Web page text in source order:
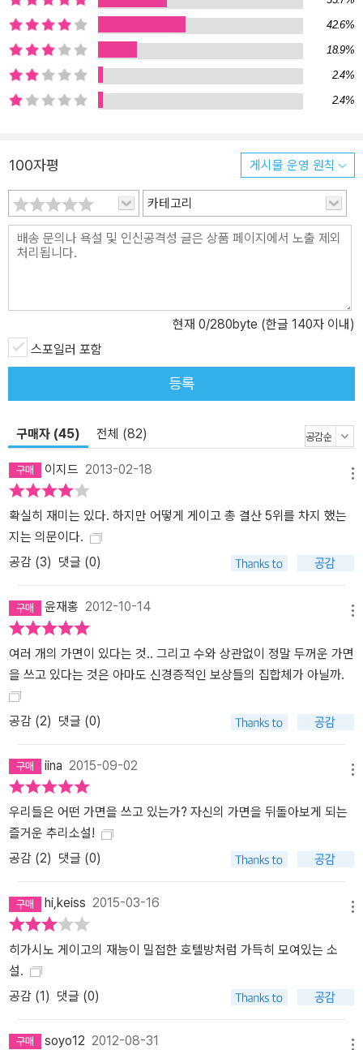
구나 가면을 쓰고 살아간다. 최고급 호텔에서 마주치는 우리의 맨얼
굴! 연쇄살인의 다음 장소로 예고된 매스커레이드 호텔은 최상의 서
비스를 상징하는 공간이다. 그런데 이곳에서 벌어지는 의외의 소동이
나 손님들은 ‘최상’이란 수식어에서 한참 멀어 보인다. 심히 정체가 의
심스러운 그들의 가면이 벗겨지고 맨얼굴이 드러나는 순간, 그때그때
라고 허위 절도 공작을 꾸미는 커플, 해고당한 분풀이를 무고한 호텔
직원에게 해대는 남자, 가방 속에 스토커의 사진을 넣어 갖고 다니는
여자, 객실 안에서 귀신이 느껴진다는 시각장애인 등등, 닛타 형사와
마주한 이들은 당장 눈앞의 이익을 위해 거리낌 없이 가면을 쓴다. 제
목에 쓰인 ‘매스커레이드’는 ‘가면, 가면무도회’라는 뜻이다. 한 사회에
한 가면을 쓰기도 하고, 때로는 눈앞의 이익을 위해 임시방편의 가면
을 둘러쓰기도 한다. 가족이나 직장에서의 위치에 따라 가면의 모습
이 다양하게 달라지기도 한다. 어쩌면 마지막까지 지녀야 할 본래의
얼굴이라는 것은 어디에도 없는 허상인지도 모른다. ‘호텔을 찾아오
는 사람들은 손님이라는 가면을 쓰고 있다’, ‘사람들은 어떤 의미에서
말은 곱씹어볼 만하다. - 옮긴이의 말 중에서 하지만 오히려 그런 모
로만 읽히지 않는 것은 바로 그런 이유 때문이다. ■ 거장의 손끝에서
탄생한 재기 발랄한 新 캐릭터! 유가와 교수와 가가 형사를 잇는 새로
운 캐릭터, 닛타 고스케! 경시청 소속의 닛타 고스케 경위는 삼십 대
중반의 혈기왕성한 엘리트 수사관이다. 범인이 남긴 암호를 가장 먼
저 풀었으며 그 공로를 인정받아 호텔 프런트에 배치된다. 넘치는 자
신감 덕분에 건방져 보인다는 오해를 간혹 받지만 “공로를 세우지 못
하는 것보다 악한 자를 놓치는 게 더 싫다”고 할 만큼 투철한 직업 정
신을 가졌다. 닛타 형사의 가장 큰 매력은 성장하는 캐릭터라는 점이
다. 빈틈없는 호텔리어 야마기시 나오미의 눈에 처음 비친 그는 무례
하고 오만한 형사였다. 하지만 뒤로 갈수록 그런 선입견은 조금씩 허
물어진다. 고객 접대는 호텔 직원이나 하는 것이라고 했다가 호텔 명
리어처럼 걷고 말한다. 그런가 하면, 한물 간 형사라고 우습게 봤던 동
이 사는 태도 또한 인상적이다. 또한 여러 번의 시행착오를 거쳐 마침
내 사건을 해결하고야 마는 특유의 집념과 끈기는 유가와 교수의 천
재성이나 가가 형사의 인간미와는 또 다른 매력으로 다가온다. 외유
내강의 섬세하고 따뜻한 매력을 가진 미모의 호텔리어, 야마기시 나
오미 닛타 형사의 호텔리어 교육을 맡은 야마기시 나오미는 호텔 일
에 대한 자부심과 프로 근성을 100퍼센트 보여주는 캐릭터다. 전도유
망한 여성 호텔리어로서 매사 깔끔한 일처리로 상사의 신임을 한 몸
에 받는다. “호텔리어는 손님의 맨얼굴이 훤히 보여도 그 가면을 존중
해드려야” 한다고 철석같이 믿고 있는 그녀의 뒤를 좇다보면 아! 호텔
이 이런 곳이구나, 호텔리어들은 이런 일을 하는구나, 하고 감탄할 수
하고 리드하는 외유내강의 멋진 여자다. 마지막 책장을 덮을 때쯤에
각이 들게 될 것이다. 시원찮게 생겼지만 알고 보면 엄청난 인맥을 가
42.6%
18.9%
2.4%
2.4%
100자평 게시물 운영 원칙
카테고리
현재 0/280byte (한글 140자 이내)
스포일러 포함
등록
구매자 (45) 전체 (82)
이지드 2013-02-18
확실히 재미는 있다. 하지만 어떻게 게이고 총 결산 5위를 차지 했는
지는 의문이다.
공감 (3) 댓글 (0)
윤재홍 2012-10-14
여러 개의 가면이 있다는 것.. 그리고 수와 상관없이 정말 두꺼운 가면
을 쓰고 있다는 것은 아마도 신경증적인 보상들의 집합체가 아닐까.
공감 (2) 댓글 (0)
iina 2015-09-02
우리들은 어떤 가면을 쓰고 있는가? 자신의 가면을 뒤돌아보게 되는
즐거운 추리소설!
공감 (2) 댓글 (0)
hi,keiss 2015-03-16
히가시노 게이고의 재능이 밀접한 호텔방처럼 가득히 모여있는 소
설.
공감 (1) 댓글 (0)
soyo12 2012-08-31